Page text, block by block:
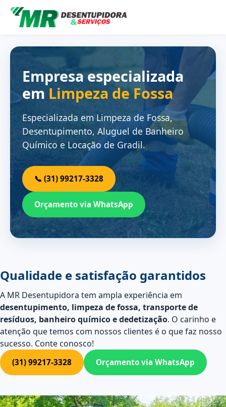
Empresa especializada
em Limpeza de Fossa
Especializada em Limpeza de Fossa,
Desentupimento, Aluguel de Banheiro
Químico e Locação de Gradil.
📞 (31) 99217-3328
Orçamento via WhatsApp
Qualidade e satisfação garantidos
A MR Desentupidora tem ampla experiência em
desentupimento, limpeza de fossa, transporte de
resíduos, banheiro químico e dedetização. O carinho e
atenção que temos com nossos clientes é o que faz nosso
sucesso. Conte conosco!
(31) 99217-3328 Orçamento via WhatsApp